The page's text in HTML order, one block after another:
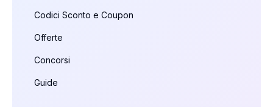
Codici Sconto e Coupon
Offerte
Concorsi
Guide